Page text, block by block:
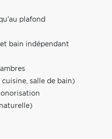
plafond
bain indépendant
salle de bain)